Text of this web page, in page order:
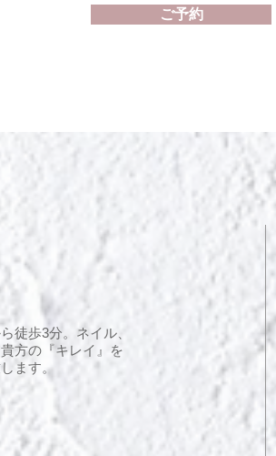
ご予約
徒歩3分。ネイル、
方の『キレイ』を
ます。